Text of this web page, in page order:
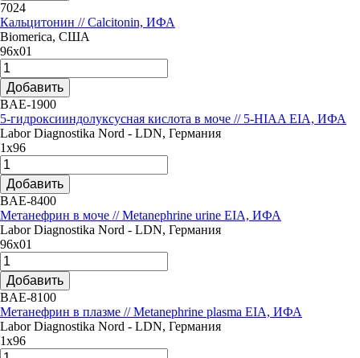
7024
Кальцитонин // Calcitonin, ИФА
Biomerica, США
96x01
Добавить
BAE-1900
5-гидроксииндолуксусная кислота в моче // 5-HIAA EIA, ИФА
Labor Diagnostika Nord - LDN, Германия
1х96
Добавить
BAE-8400
Метанефрин в моче // Metanephrine urine EIA, ИФА
Labor Diagnostika Nord - LDN, Германия
96х01
Добавить
BAE-8100
Метанефрин в плазме // Metanephrine plasma EIA, ИФА
Labor Diagnostika Nord - LDN, Германия
1х96